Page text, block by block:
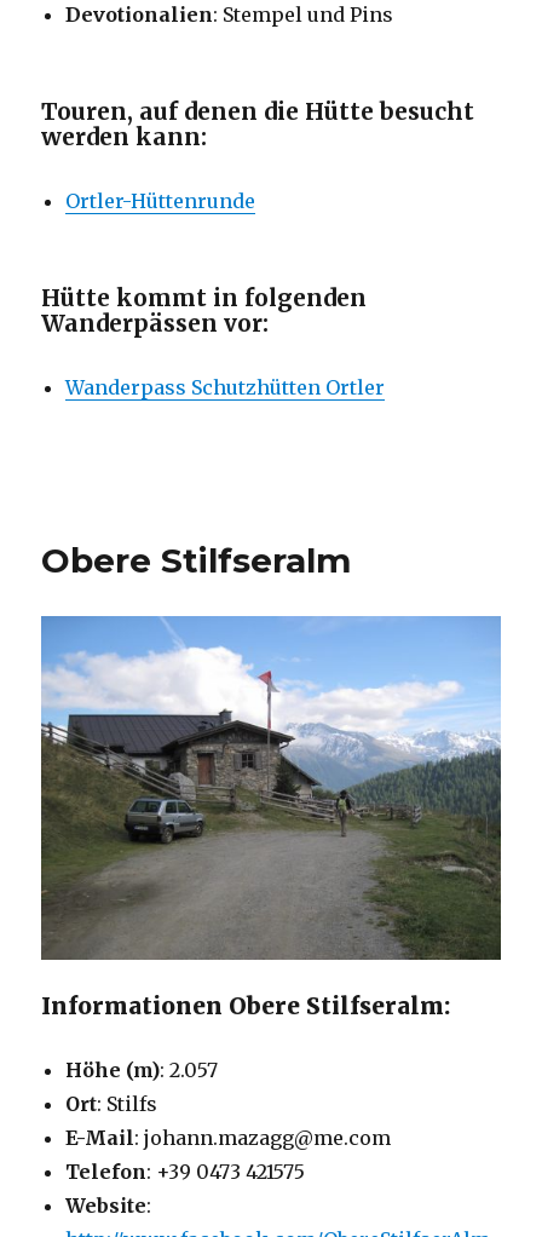
Devotionalien: Stempel und Pins
Touren, auf denen die Hütte besucht
werden kann:
Ortler-Hüttenrunde
Hütte kommt in folgenden
Wanderpässen vor:
Wanderpass Schutzhütten Ortler
Obere Stilfseralm
Informationen Obere Stilfseralm:
Höhe (m): 2.057
Ort: Stilfs
E-Mail: johann.mazagg@me.com
Telefon: +39 0473 421575
Website: